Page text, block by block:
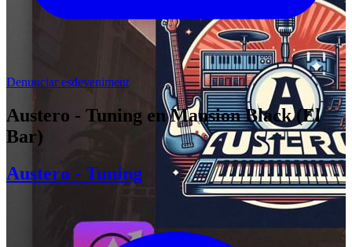
Denunciar esdeveniment
Austero - Tuning en Mansion Black (El
Bar)
Austero - Tuning